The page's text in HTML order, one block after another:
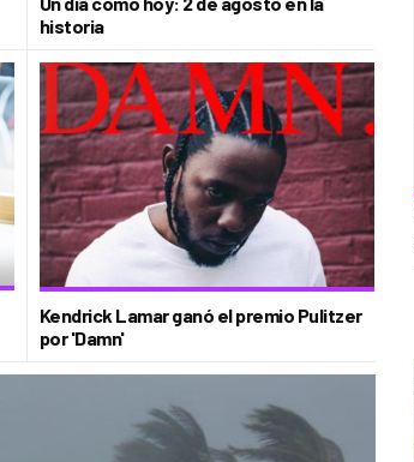
historia
Kendrick Lamar ganó el premio Pulitzer
por 'Damn'